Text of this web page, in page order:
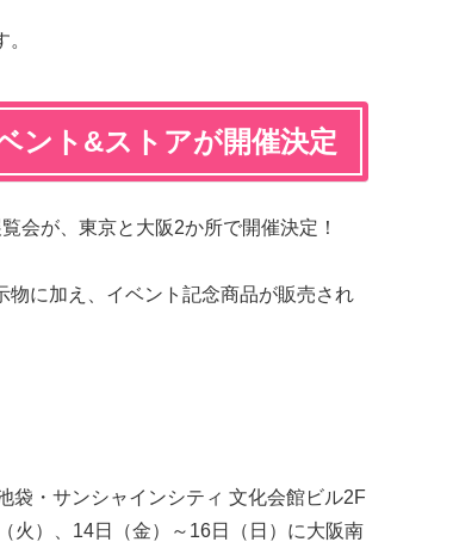
ント&ストアが開催決定
会が、東京と大阪2か所で開催決定！
に加え、イベント記念商品が販売され
袋・サンシャインシティ 文化会館ビル2F
火）、14日（金）～16日（日）に大阪南